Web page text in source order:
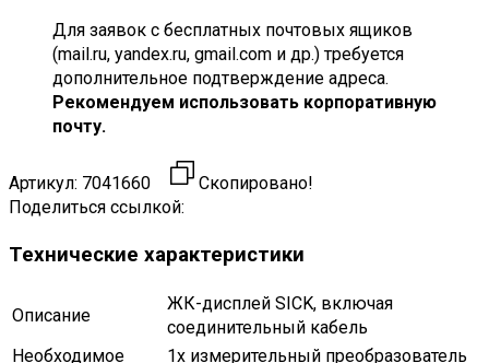
Для заявок с бесплатных почтовых ящиков
(mail.ru, yandex.ru, gmail.com и др.) требуется
дополнительное подтверждение адреса.
Рекомендуем использовать корпоративную
почту.
Артикул: 7041660
Скопировано!
Поделиться ссылкой:
Технические характеристики
Описание
ЖК-дисплей SICK, включая
соединительный кабель
Необходимое
1х измерительный преобразователь